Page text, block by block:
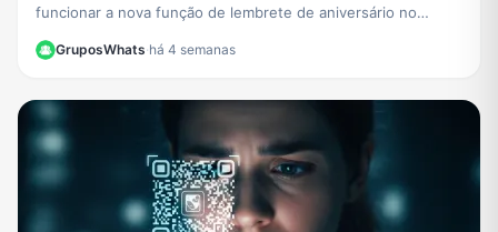
funcionar a nova função de lembrete de aniversário no
WhatsApp e nunca mais perca uma comemoração.
GruposWhats·há 4 semanas